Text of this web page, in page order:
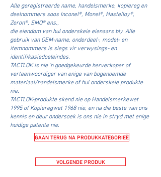
Alle geregistreerde name, handelsmerke, kopiereg en
deelnommers soos Inconel®, Monel®, Hastelloy®,
Zeron®, SMO® ens.,
die eiendom van hul onderskeie eienaars bly. Alle
gebruik van OEM-name, onderdeel-, model- en
itemnommers is slegs vir verwysings- en
identifikasiedoeleindes.
TACTLOK is nie 'n goedgekeurde herverkoper of
verteenwoordiger van enige van bogenoemde
materiaal/handelsmerke of hul onderskeie produkte
nie.
TACTLOK-produkte skend nie op Handelsmerkewet
1995 of Kopieregwet 1968 nie, en na die beste van ons
kennis en deur ondersoek is ons nie in stryd met enige
huidige patente nie.
GAAN TERUG NA PRODUKKATEGORIEË
VOLGENDE PRODUK